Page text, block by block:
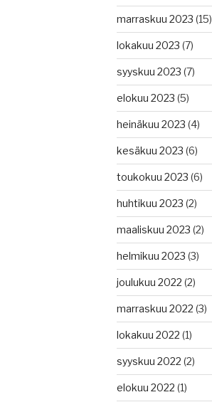
marraskuu 2023 (15)
lokakuu 2023 (7)
syyskuu 2023 (7)
elokuu 2023 (5)
heinäkuu 2023 (4)
kesäkuu 2023 (6)
toukokuu 2023 (6)
huhtikuu 2023 (2)
maaliskuu 2023 (2)
helmikuu 2023 (3)
joulukuu 2022 (2)
marraskuu 2022 (3)
lokakuu 2022 (1)
syyskuu 2022 (2)
elokuu 2022 (1)